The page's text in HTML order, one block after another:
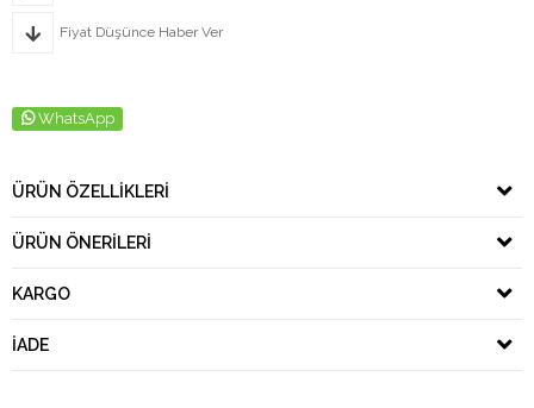
Fiyat Düşünce Haber Ver
WhatsApp
ÜRÜN ÖZELLIKLERI
ÜRÜN ÖNERILERI
KARGO
İADE